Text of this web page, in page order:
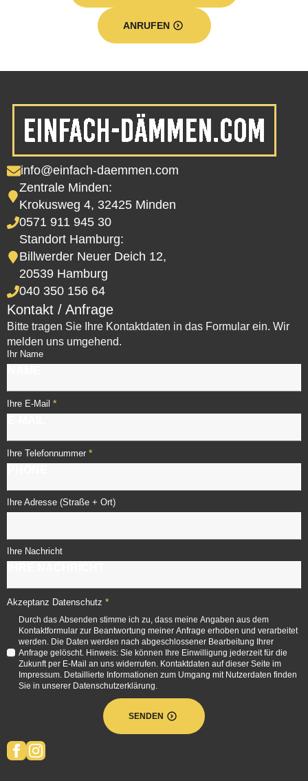
ANRUFEN
info@einfach-daemmen.com
Zentrale Minden:
Krokusweg 4, 32425 Minden
0571 911 945 30
Standort Hamburg:
Billwerder Neuer Deich 12,
20539 Hamburg
040 350 156 64
Kontakt / Anfrage
Bitte tragen Sie Ihre Kontaktdaten in das Formular ein. Wir
melden uns umgehend.
Ihr Name
Ihre E-Mail *
Ihre Telefonnummer *
Ihre Adresse (Straße + Ort)
Ihre Nachricht
Akzeptanz Datenschutz *
Durch das Absenden stimme ich zu, dass meine Angaben aus dem
Kontaktformular zur Beantwortung meiner Anfrage erhoben und verarbeitet
werden. Die Daten werden nach abgeschlossener Bearbeitung Ihrer
Anfrage gelöscht. Hinweis: Sie können Ihre Einwilligung jederzeit für die
Zukunft per E-Mail an uns widerrufen. Kontaktdaten auf dieser Seite im
Impressum. Detaillierte Informationen zum Umgang mit Nutzerdaten finden
Sie in unserer Datenschutzerklärung.
SENDEN